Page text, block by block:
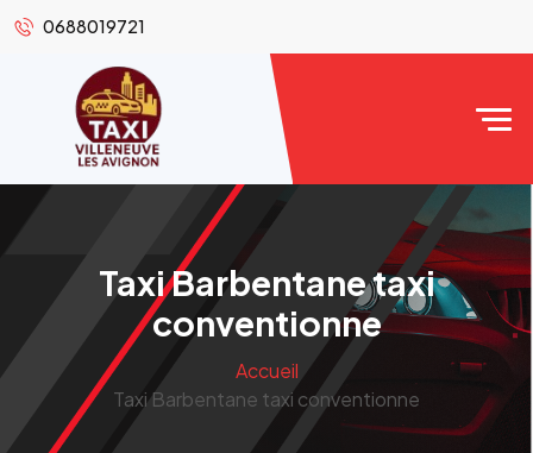
0688019721
Taxi Barbentane taxi
conventionne
Accueil
Taxi Barbentane taxi conventionne